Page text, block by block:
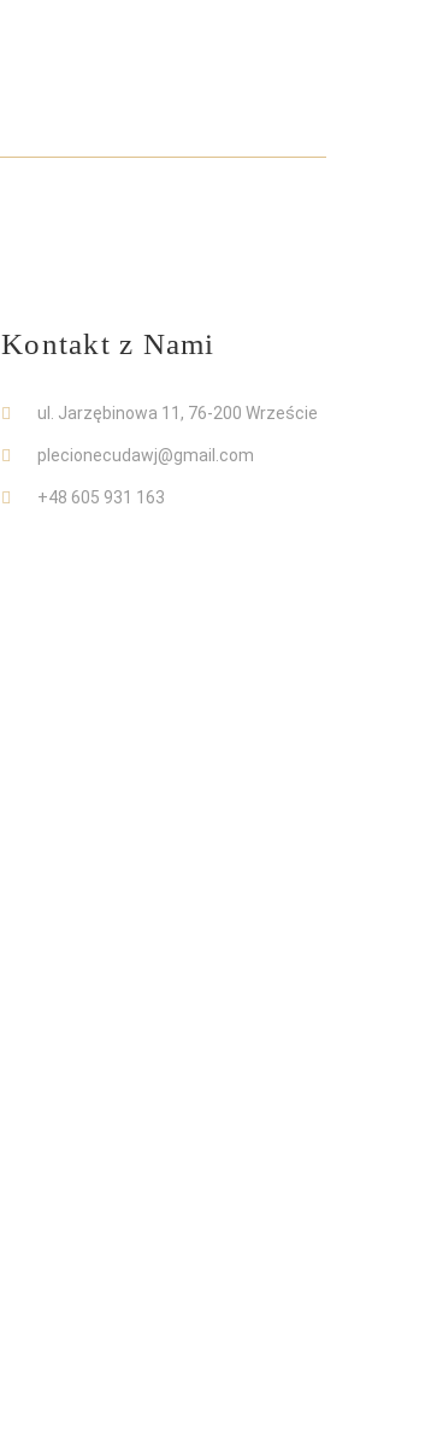
Kontakt z Nami
ul. Jarzębinowa 11, 76-200 Wrzeście
plecionecudawj@gmail.com
+48 605 931 163